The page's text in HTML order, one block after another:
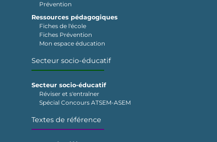
Prévention
Ressources pédagogiques
Fiches de l'école
Fiches Prévention
Mon espace éducation
Secteur socio-éducatif
Secteur socio-éducatif
Réviser et s'entraîner
Spécial Concours ATSEM-ASEM
Textes de référence